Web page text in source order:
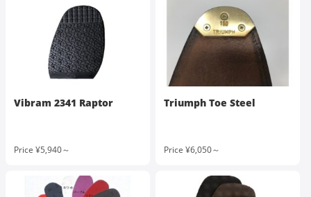
Vibram 2341 Raptor
Price ¥5,940～
Triumph Toe Steel
Price ¥6,050～